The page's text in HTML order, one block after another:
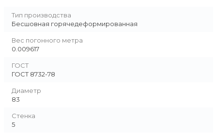
Тип производства
Бесшовная горячедеформированная
Вес погонного метра
0.009617
ГОСТ
ГОСТ 8732-78
Диаметр
83
Стенка
5